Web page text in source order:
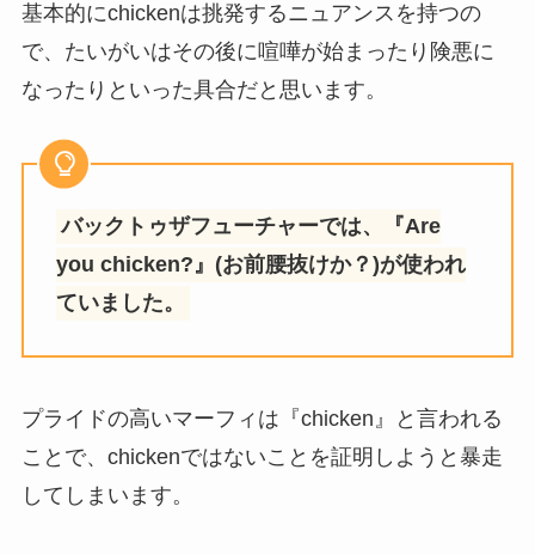
基本的にchickenは挑発するニュアンスを持つの
で、たいがいはその後に喧嘩が始まったり険悪に
なったりといった具合だと思います。
バックトゥザフューチャーでは、『Are
you chicken?』(お前腰抜けか？)が使われ
ていました。
プライドの高いマーフィは『chicken』と言われる
ことで、chickenではないことを証明しようと暴走
してしまいます。